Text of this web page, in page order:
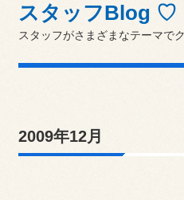
スタッフBlog ♡
スタッフがさまざまなテーマで
2009年12月